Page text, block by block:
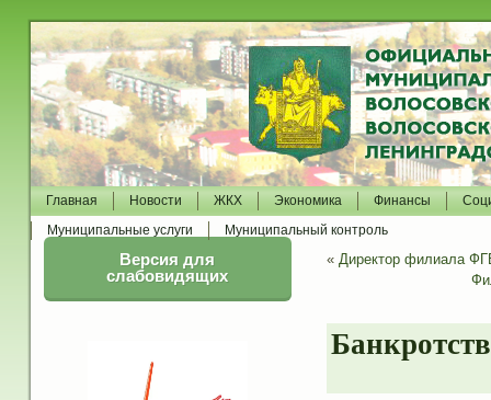
Главная Новости ЖКХ Экономика Финансы
Муниципальные услуги
Муниципальный контроль
Версия для
слабовидящих
« Директор филиала